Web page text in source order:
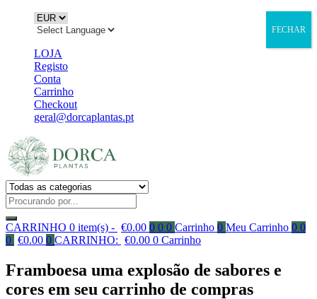
LOJA
Registo
Conta
Carrinho
Checkout
geral@dorcaplantas.pt
CARRINHO 0 item(s) - €0.00 0 0 0 Carrinho 0 Meu Carrinho 0 0
0 €0.00 0 CARRINHO: €0.00 0 Carrinho
Framboesa uma explosão de sabores e
cores em seu carrinho de compras
FECHAR